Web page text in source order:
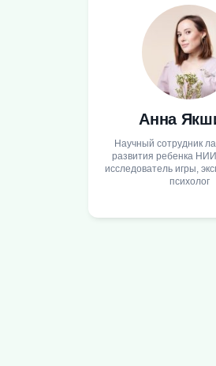
Анна
Научный сотрудник
развития ребенка
исследователь игры,
психолог